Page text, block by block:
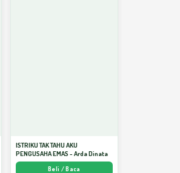
ISTRIKU TAK TAHU AKU
PENGUSAHA EMAS - Arda Dinata
Beli / Baca